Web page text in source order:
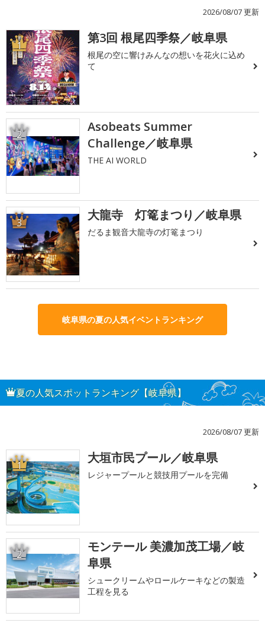
2026/08/07 更新
1 第3回 根尾四季祭／岐阜県
根尾の空に響けみんなの想いを花火に込め
て
2
Asobeats Summer
Challenge／岐阜県
THE AI WORLD
3 大龍寺 灯篭まつり／岐阜県
だるま観音大龍寺の灯篭まつり
岐阜県の夏の人気イベントランキング
夏の人気スポットランキング【岐阜県】
2026/08/07 更新
1 大垣市民プール／岐阜県
レジャープールと競技用プールを完備
2
モンテール 美濃加茂工場／岐
阜県
シュークリームやロールケーキなどの製造
工程を見る